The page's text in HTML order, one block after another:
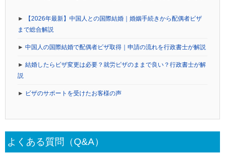
►
【2026年最新】中国人との国際結婚｜婚姻手続きから配偶者ビザ
まで総合解説
► 中国人の国際結婚で配偶者ビザ取得｜申請の流れを行政書士が解説
► 結婚したらビザ変更は必要？就労ビザのままで良い？行政書士が解
説
► ビザのサポートを受けたお客様の声
よくある質問（Q&A）